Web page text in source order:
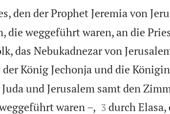
den der Prophet Jeremia von
die weggeführt waren, an die
das Nebukadnezar von
der König Jechonja und die
und Jerusalem samt den
waren –,
3 durch Elasa,